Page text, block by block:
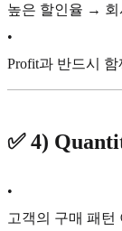
높은 할인율 → 회
•
Profit과 반드시
✅4)
•
고객의 구매 패턴